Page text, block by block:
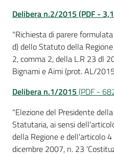
Delibera n.2/2015 (PDF -
"Richiesta di parere
d) dello Statuto della
2, comma 2, della L.R 23 dl
Bignami e Aimi (prot. AL/
Delibera n.1/2015 (PDF -
"Elezione del Presidente
Statutaria, ai sensi
della Regione e dell'articolo
dicembre 2007, n. 23